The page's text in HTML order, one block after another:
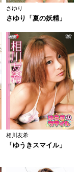
さゆり
さゆり「夏の妖精」
相川友希
「ゆうきスマイル」